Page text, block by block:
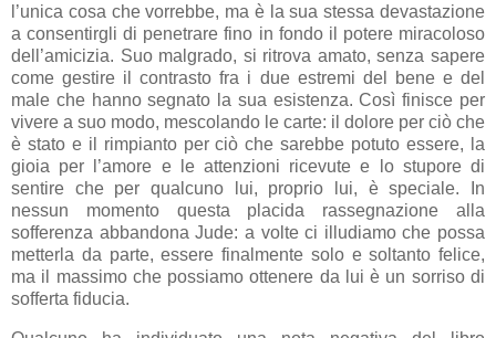
l’unica cosa che vorrebbe, ma è la sua stessa devastazione
a consentirgli di penetrare fino in fondo il potere miracoloso
dell’amicizia. Suo malgrado, si ritrova amato, senza sapere
come gestire il contrasto fra i due estremi del bene e del
male che hanno segnato la sua esistenza. Così finisce per
vivere a suo modo, mescolando le carte: il dolore per ciò che
è stato e il rimpianto per ciò che sarebbe potuto essere, la
gioia per l’amore e le attenzioni ricevute e lo stupore di
sentire che per qualcuno lui, proprio lui, è speciale. In
nessun momento questa placida rassegnazione alla
sofferenza abbandona Jude: a volte ci illudiamo che possa
metterla da parte, essere finalmente solo e soltanto felice,
ma il massimo che possiamo ottenere da lui è un sorriso di
sofferta fiducia.